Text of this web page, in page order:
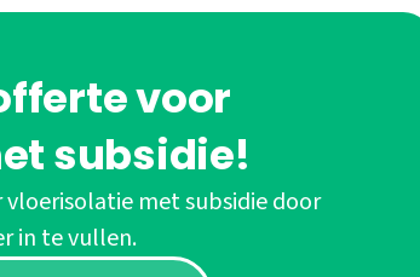
voor
subsidie!
met subsidie door
in te vullen.